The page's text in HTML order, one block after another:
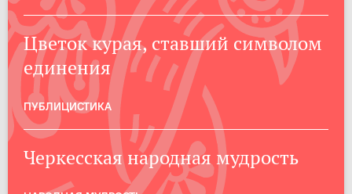
Цветок курая, ставший символом
единения
ПУБЛИЦИСТИКА
Черкесская народная мудрость